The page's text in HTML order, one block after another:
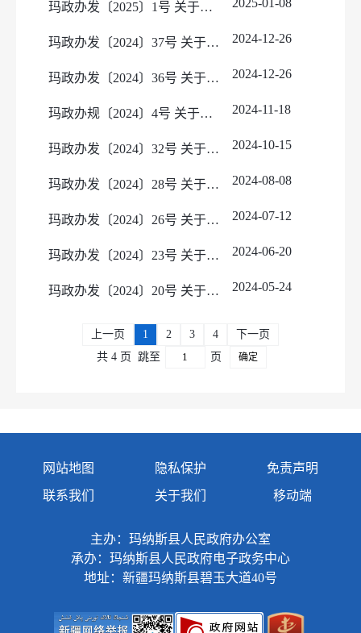
建议提案
权力事项清单
双随机、一公开
玛政办发〔2025〕1号 关于做好农村唯一住房抗震加固补助资金发放工作的通知 2025-01-08
玛政办发〔2024〕37号 关于印发《玛纳斯县2025年用水总量控制工作方案》的通知 2024-12-26
玛政办发〔2024〕36号 关于印发《玛纳斯县气象灾害应急预案》的通知 2024-12-26
玛政办规〔2024〕4号 关于印发《玛纳斯县农村供水管理实施细则》的通知 2024-11-18
玛政办发〔2024〕32号 关于印发《玛纳斯县房地产交易参考价格方案》的通知 2024-10-15
玛政办发〔2024〕28号 关于印发《玛纳斯县煤田灭火工作实施方案》的通知 2024-08-08
玛政办发〔2024〕26号 关于印发《玛纳斯县2024年地质灾害防治方案》的通知 2024-07-12
玛政办发〔2024〕23号 关于印发《玛纳斯县房屋建筑和市政基础设施工程建设项目招投标“评定分离”试点工作实施方案》的通知 2024-06-20
玛政办发〔2024〕20号 关于印发《玛纳斯县编制外教师薪酬待遇保障管理办法》的通知 2024-05-24
上一页 1 2 3 4
下一页
共 4 页
跳至 页 确定
网站地图 隐私保护
免责声明
联系我们
关于我们 移动端
主办：玛纳斯县人民政府办公室
承办：玛纳斯县人民政府电子政务中心
地址：新疆玛纳斯县碧玉大道40号